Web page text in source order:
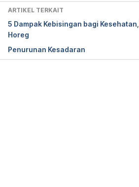
ARTIKEL TERKAIT
5 Dampak Kebisingan bagi
Horeg
Penurunan Kesadaran